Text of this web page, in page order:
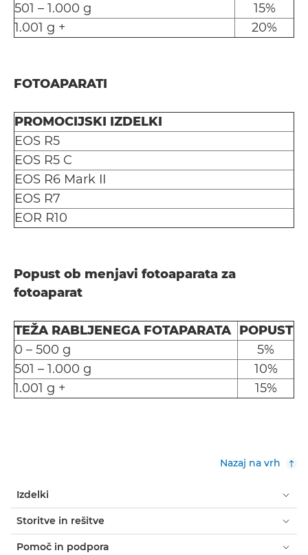
501 – 1.000 g
15%
1.001 g +
20%
FOTOAPARATI
PROMOCIJSKI IZDELKI
EOS R5
EOS R5 C
EOS R6 Mark II
EOS R7
EOR R10
Popust ob menjavi fotoaparata za
fotoaparat
TEŽA RABLJENEGA FOTAPARATA POPUST
0 – 500 g
5%
501 – 1.000 g
10%
1.001 g +
15%
Nazaj na vrh
Izdelki
Storitve in rešitve
Pomoč in podpora